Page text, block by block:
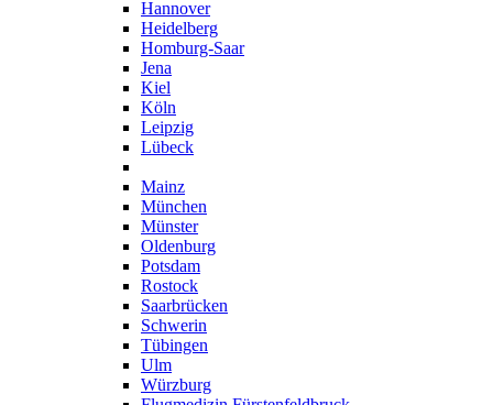
Hannover
Heidelberg
Homburg-Saar
Jena
Kiel
Köln
Leipzig
Lübeck
Mainz
München
Münster
Oldenburg
Potsdam
Rostock
Saarbrücken
Schwerin
Tübingen
Ulm
Würzburg